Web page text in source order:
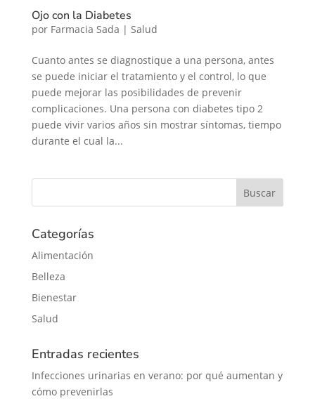
Ojo con la Diabetes
por Farmacia Sada | Salud
Cuanto antes se diagnostique a una persona, antes
se puede iniciar el tratamiento y el control, lo que
puede mejorar las posibilidades de prevenir
complicaciones. Una persona con diabetes tipo 2
puede vivir varios años sin mostrar síntomas, tiempo
durante el cual la...
Categorías
Alimentación
Belleza
Bienestar
Salud
Entradas recientes
Infecciones urinarias en verano: por qué aumentan y
cómo prevenirlas